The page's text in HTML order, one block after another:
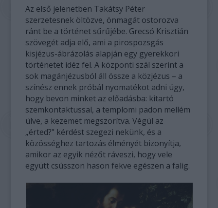
Az első jelenetben Takátsy Péter
szerzetesnek öltözve, önmagát ostorozva
ránt be a történet sűrűjébe. Grecsó Krisztián
szövegét adja elő, ami a pirospozsgás
kisjézus-ábrázolás alapján egy gyerekkori
történetet idéz fel. A központi szál szerint a
sok magánjézusból áll össze a közjézus – a
színész ennek próbál nyomatékot adni úgy,
hogy bevon minket az előadásba: kitartó
szemkontaktussal, a templomi padon mellém
ülve, a kezemet megszorítva. Végül az
„érted?" kérdést szegezi nekünk, és a
közösséghez tartozás élményét bizonyítja,
amikor az egyik nézőt ráveszi, hogy vele
együtt csússzon hason fekve egészen a falig.